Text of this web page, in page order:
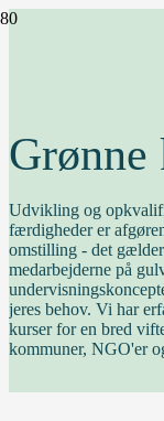
Grønne
Udvikling og
færdigheder er
omstilling - det
medarbejderne på
jeres behov. Vi har
kurser for en bred
kommuner, NGO'er